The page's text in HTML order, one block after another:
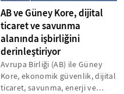
AB ve Güney Kore, dijital
ticaret ve savunma
alanında işbirliğini
derinleştiriyor
Avrupa Birliği (AB) ile Güney
Kore, ekonomik güvenlik, dijital
ticaret, savunma, enerji ve